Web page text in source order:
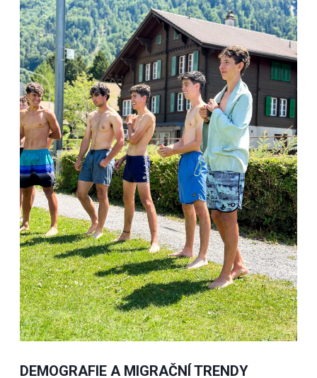
DEMOGRAFIE A MIGRAČNÍ TRENDY